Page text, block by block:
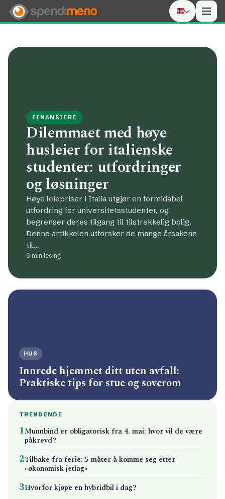
FINANSIERE
Dilemmaet med høye
husleier for italienske
studenter: utfordringer
og løsninger
Høye leiepriser i Italia utgjør en formidabel
utfordring for universitetsstudenter, og
begrenser deres tilgang til tilstrekkelig bolig.
Denne artikkelen utforsker de mange årsakene
til…
6 min lesing
HUS
Innrede hjemmet ditt uten avfall:
Praktiske tips for stue og soverom
TRENDENDE
1Munnbind er obligatorisk fra 4. mai: hvor vil de være
påkrevd?
2Tilbake fra ferie: 5 måter å komme seg etter
«økonomisk jetlag»
3Hvorfor kjøpe en hybridbil i dag?